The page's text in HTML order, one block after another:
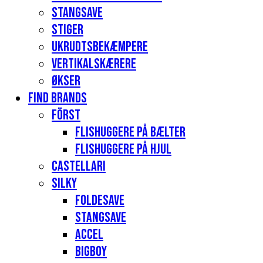
Stangsave
Stiger
Ukrudtsbekæmpere
Vertikalskærere
Økser
Find Brands
Först
Flishuggere på bælter
Flishuggere på hjul
Castellari
Silky
Foldesave
Stangsave
Accel
Bigboy